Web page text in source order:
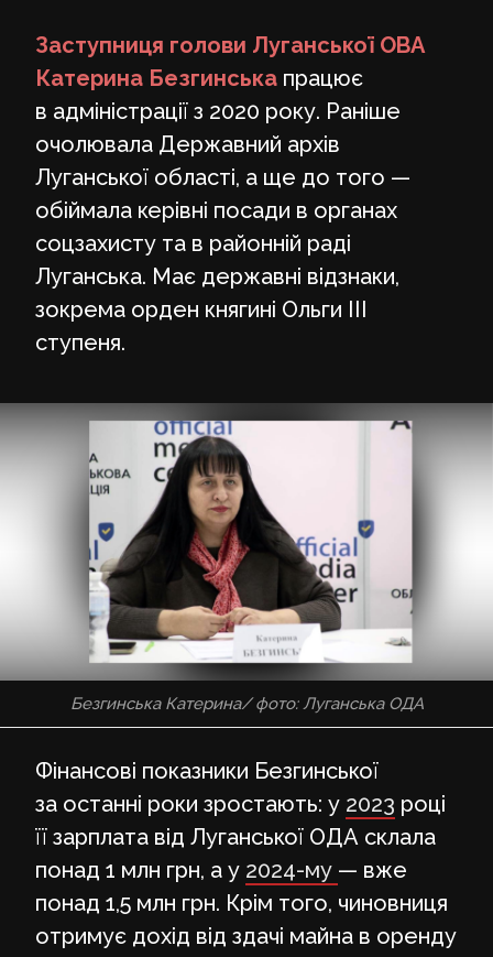
Заступниця голови Луганської ОВА
Катерина Безгинська працює
в адміністрації з 2020 року. Раніше
очолювала Державний архів
Луганської області, а ще до того —
обіймала керівні посади в органах
соцзахисту та в районній раді
Луганська. Має державні відзнаки,
зокрема орден княгині Ольги III
ступеня.
Безгинська Катерина/ фото: Луганська ОДА
Фінансові показники Безгинської
за останні роки зростають: у 2023 році
її зарплата від Луганської ОДА склала
понад 1 млн грн, а у 2024-му — вже
понад 1,5 млн грн. Крім того, чиновниця
отримує дохід від здачі майна в оренду